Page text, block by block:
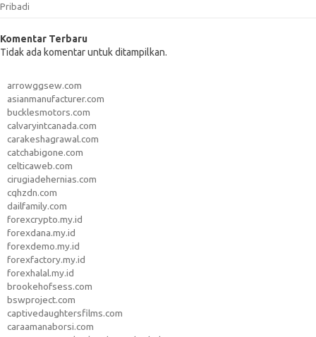
Pribadi
Komentar Terbaru
Tidak ada komentar untuk ditampilkan.
arrowggsew.com
asianmanufacturer.com
bucklesmotors.com
calvaryintcanada.com
carakeshagrawal.com
catchabigone.com
celticaweb.com
cirugiadehernias.com
cqhzdn.com
dailfamily.com
forexcrypto.my.id
forexdana.my.id
forexdemo.my.id
forexfactory.my.id
forexhalal.my.id
brookehofsess.com
bswproject.com
captivedaughtersfilms.com
caraamanaborsi.com